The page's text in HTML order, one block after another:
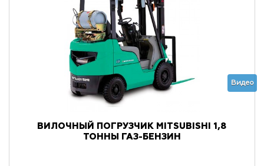
Видео
ВИЛОЧНЫЙ ПОГРУЗЧИК MITSUBISHI 1,8
ТОННЫ ГАЗ-БЕНЗИН